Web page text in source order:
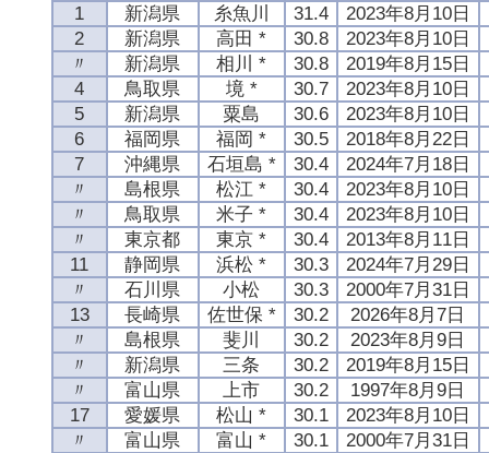
1
新潟県 糸魚川 31.4
2023年8月10日
2
新潟県 高田 * 30.8
2023年8月10日
〃
新潟県 相川 * 30.8
2019年8月15日
4
鳥取県 境 * 30.7
2023年8月10日
5
新潟県 粟島 30.6
2023年8月10日
6
福岡県 福岡 * 30.5
2018年8月22日
7
沖縄県 石垣島 * 30.4
2024年7月18日
〃
島根県 松江 * 30.4
2023年8月10日
〃
鳥取県 米子 * 30.4
2023年8月10日
〃
東京都 東京 * 30.4
2013年8月11日
11
静岡県 浜松 * 30.3
2024年7月29日
〃
石川県 小松 30.3
2000年7月31日
13
長崎県 佐世保 * 30.2
2026年8月7日
〃
島根県 斐川 30.2
2023年8月9日
〃
新潟県 三条 30.2
2019年8月15日
〃
富山県 上市 30.2
1997年8月9日
17
愛媛県 松山 * 30.1
2023年8月10日
〃
富山県 富山 * 30.1
2000年7月31日